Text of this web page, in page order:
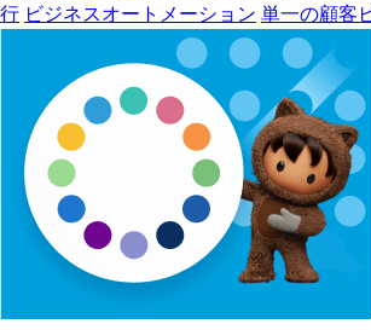
行 ビジネスオートメーション 単一の顧客